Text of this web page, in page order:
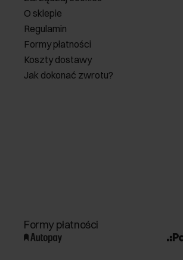
O sklepie
Regulamin
Formy płatności
Koszty dostawy
Jak dokonać zwrotu?
Formy płatności